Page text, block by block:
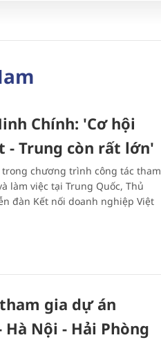
Chính: 'Cơ hội
- Trung còn rất lớn'
trong chương trình công tác tham
làm việc tại Trung Quốc, Thủ
đàn Kết nối doanh nghiệp Việt
gia dự án
Nội - Hải Phòng